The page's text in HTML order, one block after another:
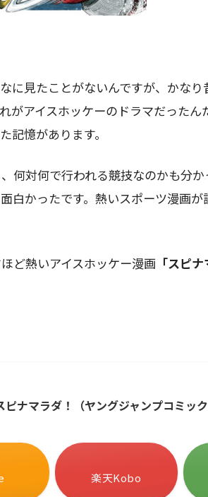
に見たことがないんですが、かな
がアイスホッケーのドラマだったん
記憶があります。
何対何で行われる競技なのかも分
白かったです。熱いスポーツ漫画
ど熱いアイスホッケー漫画 「スピ
ナマラダ！（ヤングジャンプコミック
楽天Kobo